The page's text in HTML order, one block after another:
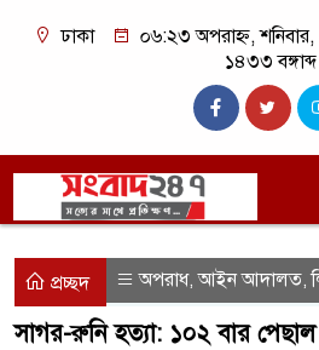
ঢাকা
০৬:২৩ অপরাহ্ন,
১৪৩৩ বঙ্গাব্দ
প্রচ্ছদ অপরাধ,আইন আদালত,
সাগর-রুনি হত্যা: ১০২ বার পেছাল